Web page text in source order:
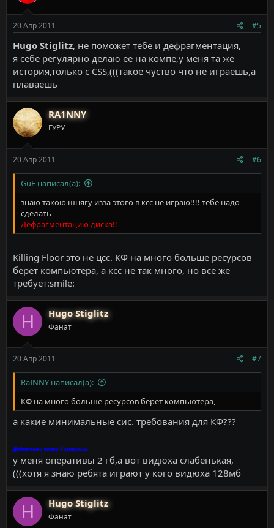
20 Апр 2011 #5
Hugo Stiglitz, не поможет тебе и дефрагментация,
я себе регулярно делаю ее на компе,у меня та же
история,только с СSS,(((такое чуство что не играешь,а
плаваешь
RA1NNY
ГУРУ
20 Апр 2011 #6
GuF написал(а):
знаю такою шнягу изза этого в ксс не играю!!!! тебе надо
сделать
Дефрагментацию диска!!
Killing Floor это не цсс. КФ на много больше ресурсов
берет компьютера, а ксс не так много, но все же
требует:smile:
H Hugo Stiglitz
Фанат
20 Апр 2011 #7
RaINNY написал(а):
КФ на много больше ресурсов берет компьютера,
а какие минимальные сис. требования для КФ???
Добавлено через 3 минуты
у меня оперативы 2 гб,а вот видюха слабенькая,
(((хотя я знаю ребята играют у кого видюха 128мб
H Hugo Stiglitz
Фанат